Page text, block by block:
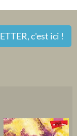
c'est ici !